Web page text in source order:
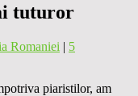
tuturor
Romaniei | 5
piaristilor, am